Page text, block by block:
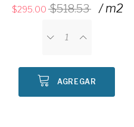
295.00 518.53 / m2
AGREGAR